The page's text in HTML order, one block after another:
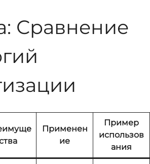
Сравнение
Применен
ие
Пример
использов
ания